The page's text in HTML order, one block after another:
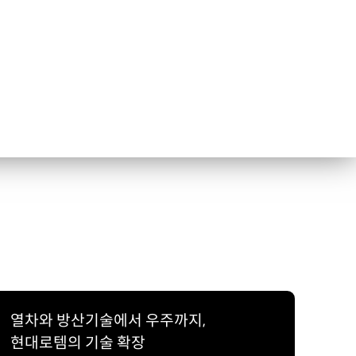
열차와 방산기술에서 우주까지,
현대로템의 기술 확장